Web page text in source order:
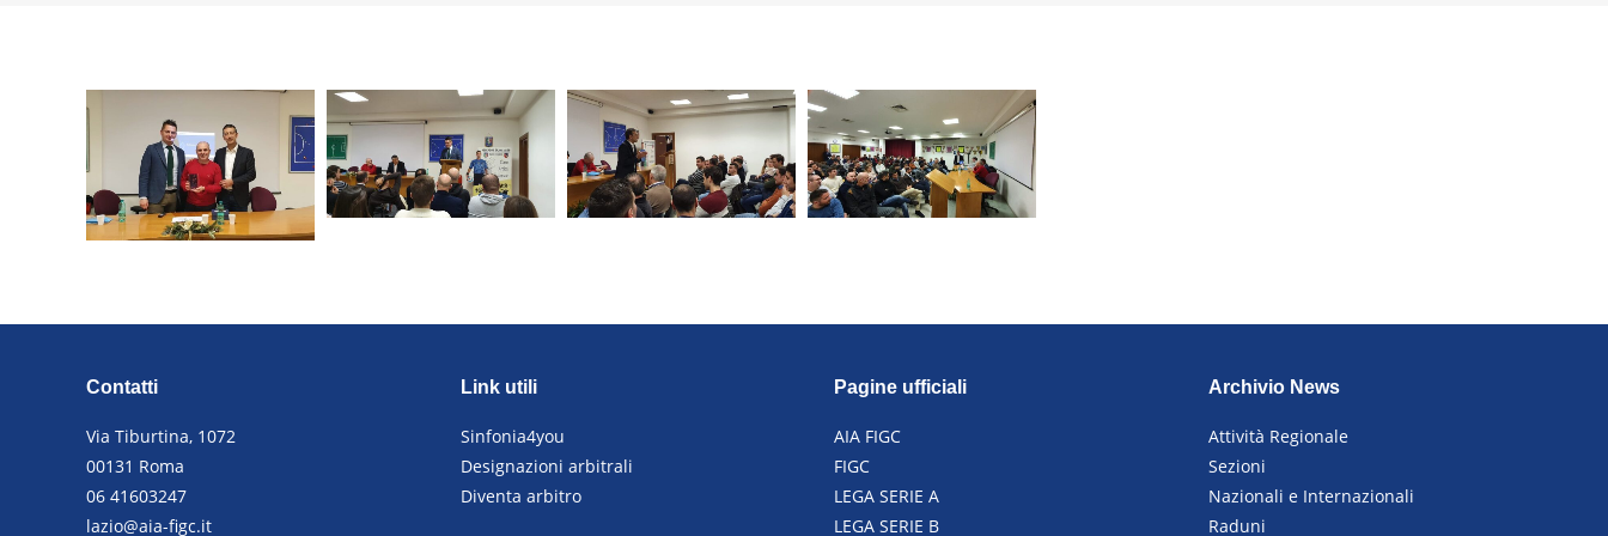
Contatti
Via Tiburtina, 1072
00131 Roma
06 41603247
lazio@aia-figc.it
Link utili
Sinfonia4you
Designazioni arbitrali
Diventa arbitro
Pagine ufficiali
AIA FIGC
FIGC
LEGA SERIE A
LEGA SERIE B
Archivio News
Attività Regionale
Sezioni
Nazionali e Internazionali
Raduni